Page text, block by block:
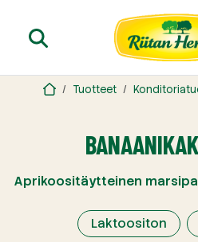
Tuotteet
Aprikoositäytteinen
Laktoositon